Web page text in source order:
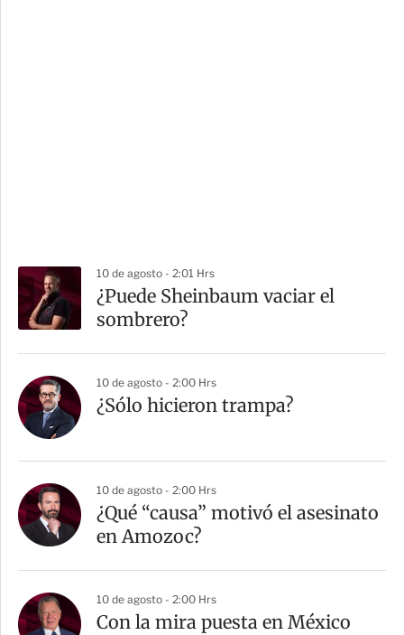
10 de agosto - 2:01 Hrs
¿Puede Sheinbaum vaciar el
sombrero?
10 de agosto - 2:00 Hrs
¿Sólo hicieron trampa?
10 de agosto - 2:00 Hrs
¿Qué “causa” motivó el asesinato
en Amozoc?
10 de agosto - 2:00 Hrs
Con la mira puesta en México